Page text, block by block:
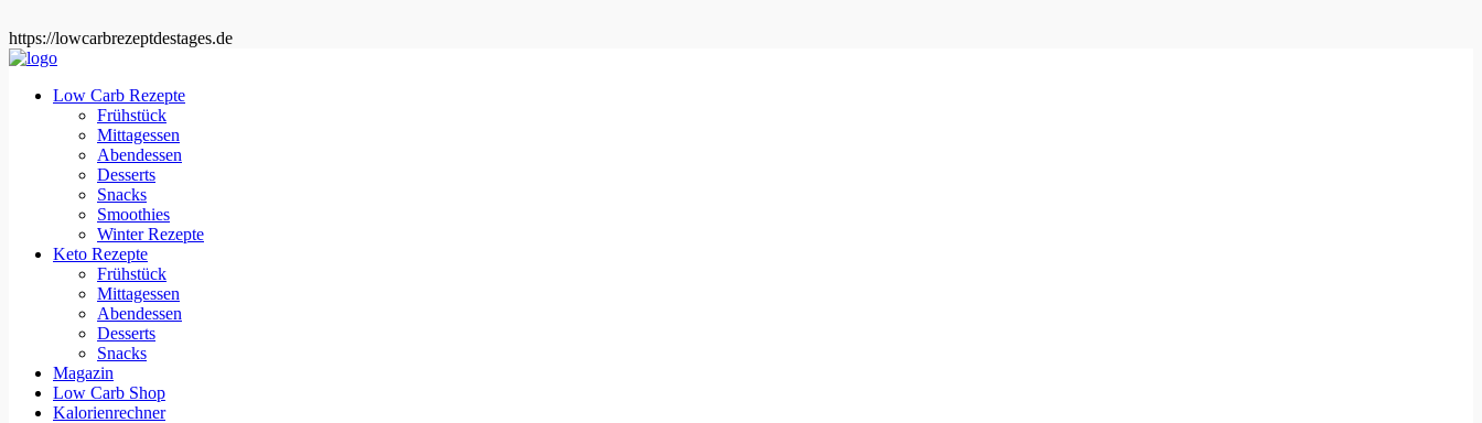
https://lowcarbrezeptdestages.de
Low Carb Rezepte
Frühstück
Mittagessen
Abendessen
Desserts
Snacks
Smoothies
Winter Rezepte
Keto Rezepte
Frühstück
Mittagessen
Abendessen
Desserts
Snacks
Magazin
Low Carb Shop
Kalorienrechner